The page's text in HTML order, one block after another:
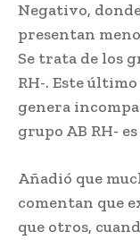
Negativo,
presentan
Se trata de los
RH-. Este
genera
grupo AB RH-
Añadió que
comentan que
que otros,